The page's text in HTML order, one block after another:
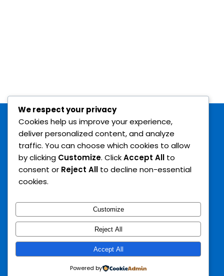
Contattaci
Search
© 2022 ASD INVICTUS ACADEMY - C.F. 94037890780 | Tutti i
diritti riservati.
We respect your privacy
Cookies help us improve your experience,
deliver personalized content, and analyze
traffic. You can choose which cookies to allow
by clicking Customize. ClickAccept All to
consent or Reject All to decline non-essential
cookies.
Customize
Reject All
Accept All
Powered by